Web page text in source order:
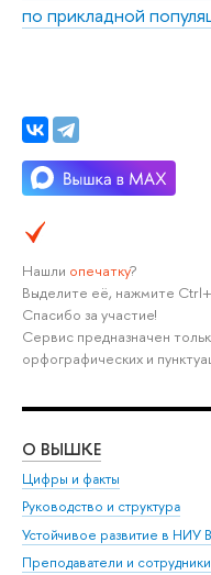
по прикладной
Нашли опечатку?
Выделите её, нажмите
Спасибо за участие!
Сервис предназначен
орфографических и
О ВЫШКЕ
Цифры и факты
Руководство и структура
Устойчивое развитие в НИУ
Преподаватели и сотрудники